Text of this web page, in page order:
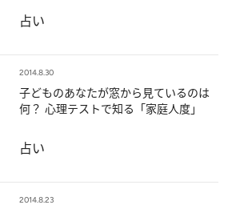
占い
2014.8.30
子どものあなたが窓から見ているのは
何？ 心理テストで知る「家庭人度」
占い
2014.8.23